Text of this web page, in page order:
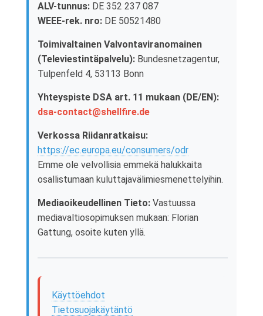
ALV-tunnus: DE 352 237 087
WEEE-rek. nro: DE 50521480
Toimivaltainen Valvontaviranomainen
(Televiestintäpalvelu): Bundesnetzagentur,
Tulpenfeld 4, 53113 Bonn
Yhteyspiste DSA art. 11 mukaan (DE/EN):
dsa-contact@shellfire.de
Verkossa Riidanratkaisu:
https://ec.europa.eu/consumers/odr
Emme ole velvollisia emmekä halukkaita
osallistumaan kuluttajavälimiesmenettelyihin.
Mediaoikeudellinen Tieto: Vastuussa
mediavaltiosopimuksen mukaan: Florian
Gattung, osoite kuten yllä.
Käyttöehdot
Tietosuojakäytäntö